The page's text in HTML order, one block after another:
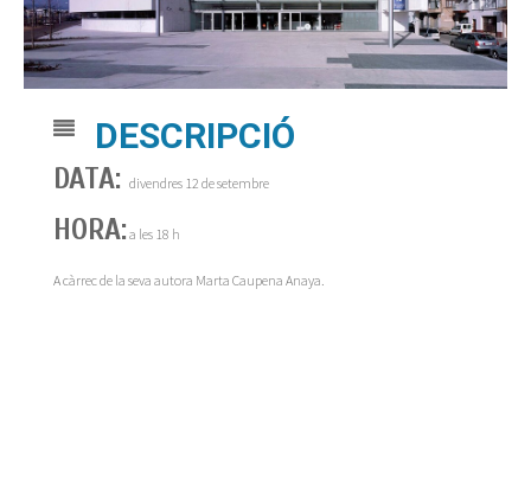
DESCRIPCIÓ
DATA: divendres 12 de setembre
HORA: a les 18 h
A càrrec de la seva autora Marta Caupena Anaya.